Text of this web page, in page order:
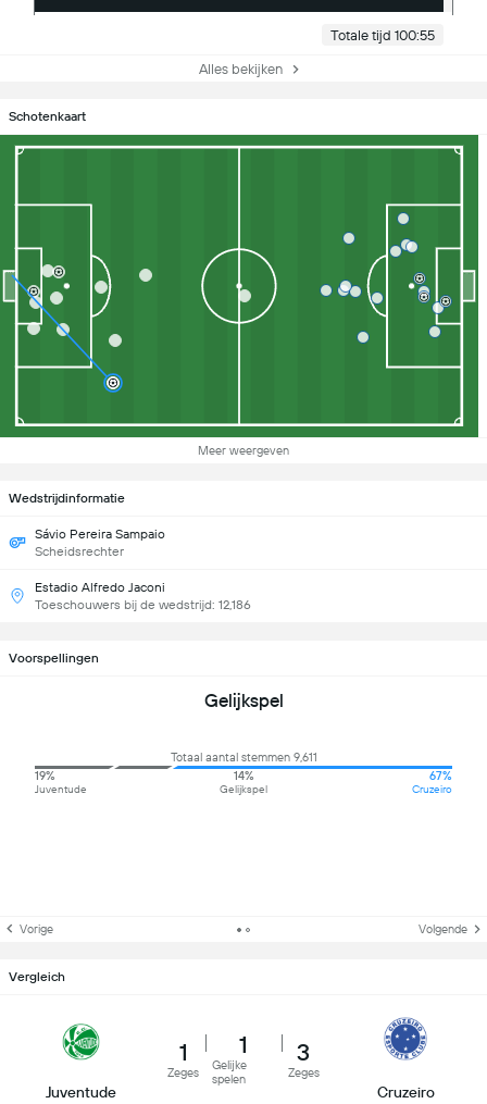
Totale tijd 100:55
Alles bekijken
Schotenkaart
Meer weergeven
Wedstrijdinformatie
Sávio Pereira Sampaio
Scheidsrechter
Estadio Alfredo Jaconi
Toeschouwers bij de wedstrijd: 12,186
Voorspellingen
Gelijkspel
Totaal aantal stemmen 9,611
19%
Juventude
14%
Gelijkspel
67%
Cruzeiro
Vorige Volgende
Vergleich
Juventude
1
Zeges
1
Gelijke
spelen
3
Zeges
Cruzeiro